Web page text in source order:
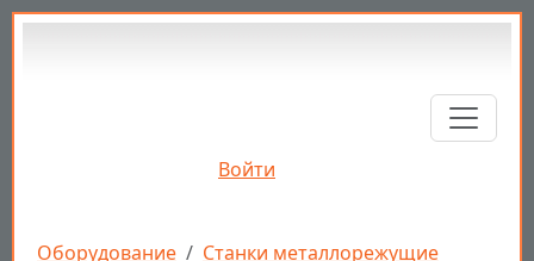
Перейти к основному содержанию
Войти
Оборудование Станки металлорежущие